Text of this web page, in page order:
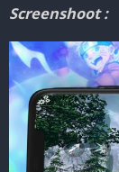
Screenshoot :